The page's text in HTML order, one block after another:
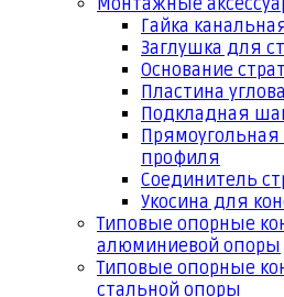
Монтажные
Гайка
Заглушка для
Основание
Пластина
Подкладная
Прямоугольная
профиля
Соединитель
Укосина для
Типовые опорные
алюминиевой опоры
Типовые опорные
стальной опоры